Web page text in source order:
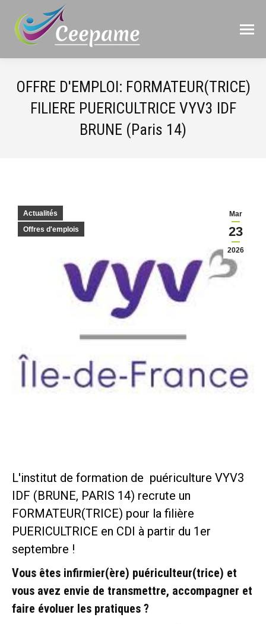
OFFRE D'EMPLOI: FORMATEUR(TRICE)
FILIERE PUERICULTRICE VYV3 IDF
BRUNE (Paris 14)
Mar
23
2026
Actualités
Offres d'emplois
L'institut de formation de puériculture VYV3
IDF (BRUNE, PARIS 14) recrute un
FORMATEUR(TRICE) pour la filière
PUERICULTRICE en CDI à partir du 1er
septembre !
Vous êtes infirmier(ère) puériculteur(trice) et
vous avez envie de transmettre, accompagner et
faire évoluer les pratiques ?